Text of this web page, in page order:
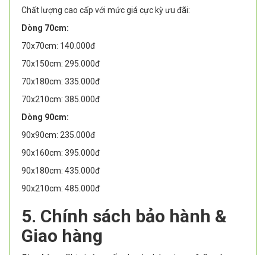
Chất lượng cao cấp với mức giá cực kỳ ưu đãi:
Dòng 70cm:
70x70cm: 140.000đ
70x150cm: 295.000đ
70x180cm: 335.000đ
70x210cm: 385.000đ
Dòng 90cm:
90x90cm: 235.000đ
90x160cm: 395.000đ
90x180cm: 435.000đ
90x210cm: 485.000đ
5. Chính sách bảo hành &
Giao hàng